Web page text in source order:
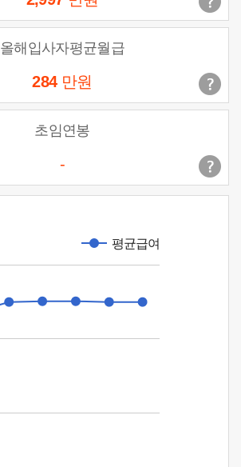
올해입사자평균월급
284 만원
초임연봉
-
평균급여